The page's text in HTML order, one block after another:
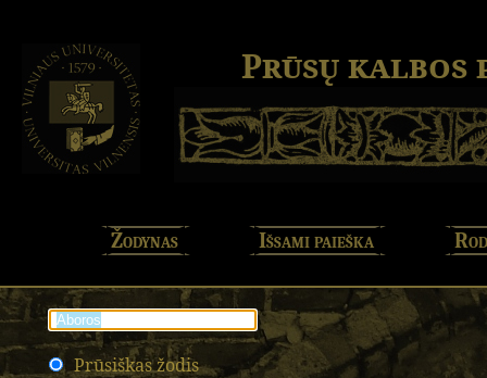
Prūsų kalbos
Žodynas Išsami paieška
Prūsiškas žodis